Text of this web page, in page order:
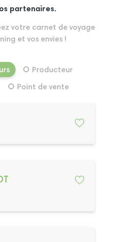
partenaires.
votre carnet de voyage
et vos envies !
Producteur
Point de vente